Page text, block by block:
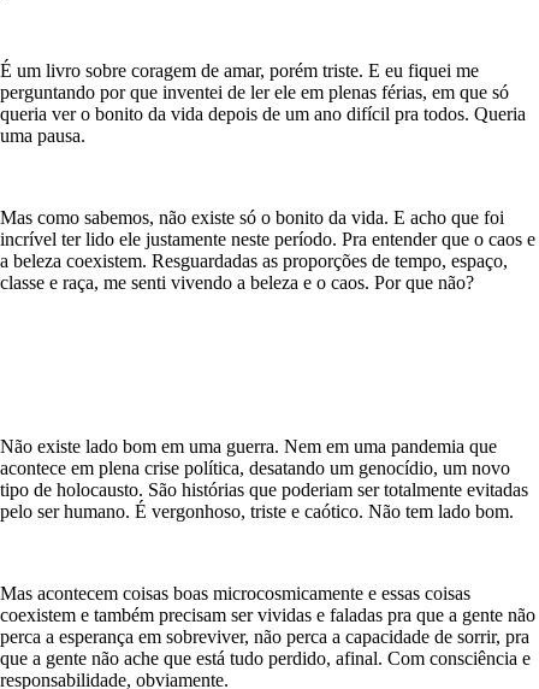
É um livro sobre coragem de amar, porém triste. E eu fiquei me
perguntando por que inventei de ler ele em plenas férias, em que só
queria ver o bonito da vida depois de um ano difícil pra todos. Queria
uma pausa.
Mas como sabemos, não existe só o bonito da vida. E acho que foi
incrível ter lido ele justamente neste período. Pra entender que o caos e
a beleza coexistem. Resguardadas as proporções de tempo, espaço,
classe e raça, me senti vivendo a beleza e o caos. Por que não?
Não existe lado bom em uma guerra. Nem em uma pandemia que
acontece em plena crise política, desatando um genocídio, um novo
tipo de holocausto. São histórias que poderiam ser totalmente evitadas
pelo ser humano. É vergonhoso, triste e caótico. Não tem lado bom.
Mas acontecem coisas boas microcosmicamente e essas coisas
coexistem e também precisam ser vividas e faladas pra que a gente não
perca a esperança em sobreviver, não perca a capacidade de sorrir, pra
que a gente não ache que está tudo perdido, afinal. Com consciência e
responsabilidade, obviamente.